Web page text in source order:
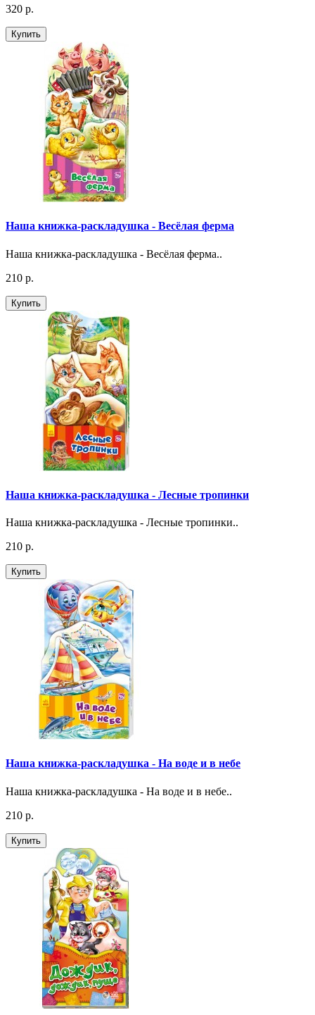
320 р.
Купить
Наша книжка-раскладушка - Весёлая ферма
Наша книжка-раскладушка - Весёлая ферма..
210 р.
Купить
Наша книжка-раскладушка - Лесные тропинки
Наша книжка-раскладушка - Лесные тропинки..
210 р.
Купить
Наша книжка-раскладушка - На воде и в небе
Наша книжка-раскладушка - На воде и в небе..
210 р.
Купить